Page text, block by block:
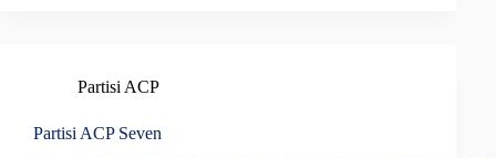
Partisi ACP
Partisi ACP Seven